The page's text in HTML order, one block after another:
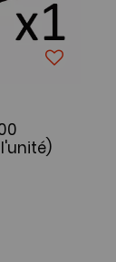
l'unité)